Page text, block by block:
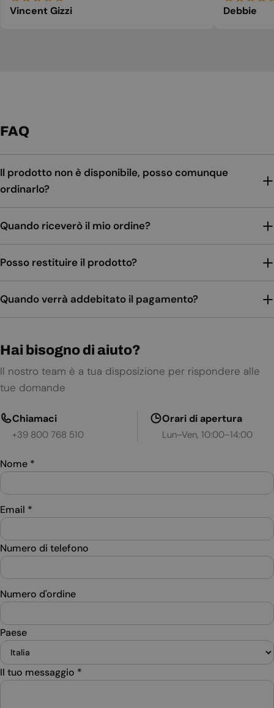
Vincent Gizzi Debbie
FAQ
Il prodotto non è disponibile, posso comunque
ordinarlo?
Quando riceverò il mio ordine?
Posso restituire il prodotto?
Quando verrà addebitato il pagamento?
Hai bisogno di aiuto?
Il nostro team è a tua disposizione per rispondere alle
tue domande
Chiamaci
+39 800 768 510
Orari di apertura
Lun–Ven, 10:00–14:00
Nome *
Email *
Numero di telefono
Numero d'ordine
Paese
Il tuo messaggio *